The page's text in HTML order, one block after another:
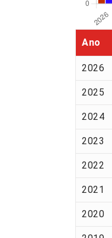
Ano
2026
2025
2024
2023
2022
2021
2020